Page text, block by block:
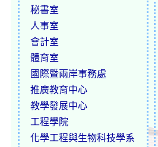
秘書室
人事室
會計室
體育室
國際暨兩岸事務處
推廣教育中心
教學發展中心
工程學院
化學工程與生物科技學系